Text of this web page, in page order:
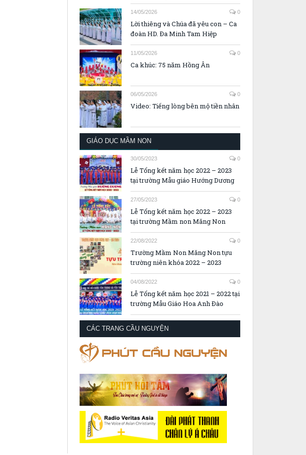
14/05/2026 0
Lời thiêng và Chúa đã yêu con – Ca
đoàn HD. Đa Minh Tam Hiệp
11/05/2026 0
Ca khúc: 75 năm Hồng Ân
06/05/2026 0
Video: Tiếng lòng bên mộ tiền nhân
GIÁO DỤC MẦM NON
30/05/2023 0
Lễ Tổng kết năm học 2022 – 2023
tại trường Mẫu giáo Hướng Dương
27/05/2023 0
Lễ Tổng kết năm học 2022 – 2023
tại trường Mầm non Măng Non
22/08/2022 0
Trường Mầm Non Măng Non tựu
trường niên khóa 2022 – 2023
04/08/2022 0
Lễ Tổng kết năm học 2021 – 2022 tại
trường Mẫu Giáo Hoa Anh Đào
CÁC TRANG CẦU NGUYỆN